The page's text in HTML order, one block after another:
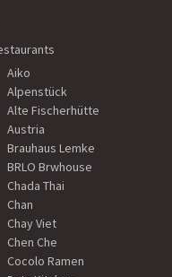
Aiko
Alpenstück
Alte Fischerhütte
Austria
Brauhaus Lemke
BRLO Brwhouse
Chada Thai
Chan
Chay Viet
Chen Che
Cocolo Ramen